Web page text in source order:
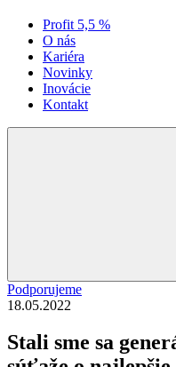
Profit 5,5 %
O nás
Kariéra
Novinky
Inovácie
Kontakt
Podporujeme
18.05.2022
Stali sme sa